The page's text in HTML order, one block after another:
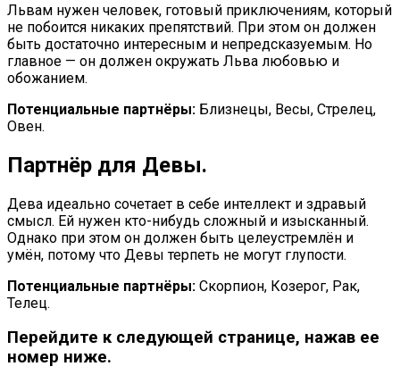
Львам нужен человек, готовый приключениям, который
не побоится никаких препятствий. При этом он должен
быть достаточно интересным и непредсказуемым. Но
главное — он должен окружать Льва любовью и
обожанием.
Потенциальные партнёры: Близнецы, Весы, Стрелец,
Овен.
Партнёр для Девы.
Дева идеально сочетает в себе интеллект и здравый
смысл. Ей нужен кто-нибудь сложный и изысканный.
Однако при этом он должен быть целеустремлён и
умён, потому что Девы терпеть не могут глупости.
Потенциальные партнёры: Скорпион, Козерог, Рак,
Телец.
Перейдите к следующей странице, нажав ее
номер ниже.